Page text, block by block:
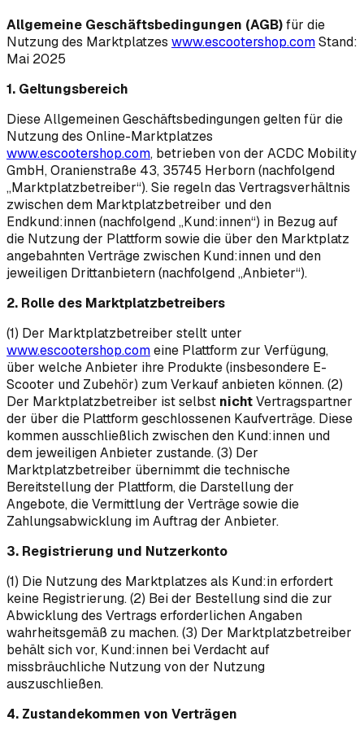
Allgemeine Geschäftsbedingungen (AGB)für die
Nutzung des Marktplatzes www.escootershop.comStand:
Mai 2025
1. Geltungsbereich
Diese Allgemeinen Geschäftsbedingungen gelten für die
Nutzung des Online-Marktplatzes
www.escootershop.com, betrieben von der ACDC Mobility
GmbH, Oranienstraße 43, 35745 Herborn (nachfolgend
„Marktplatzbetreiber“). Sie regeln das Vertragsverhältnis
zwischen dem Marktplatzbetreiber und den
Endkund:innen (nachfolgend „Kund:innen“) in Bezug auf
die Nutzung der Plattform sowie die über den Marktplatz
angebahnten Verträge zwischen Kund:innen und den
jeweiligen Drittanbietern (nachfolgend „Anbieter“).
2. Rolle des Marktplatzbetreibers
(1) Der Marktplatzbetreiber stellt unter
www.escootershop.comeine Plattform zur Verfügung,
über welche Anbieter ihre Produkte (insbesondere E-
Scooter und Zubehör) zum Verkauf anbieten können. (2)
Der Marktplatzbetreiber ist selbst nichtVertragspartner
der über die Plattform geschlossenen Kaufverträge. Diese
kommen ausschließlich zwischen den Kund:innen und
dem jeweiligen Anbieter zustande. (3) Der
Marktplatzbetreiber übernimmt die technische
Bereitstellung der Plattform, die Darstellung der
Angebote, die Vermittlung der Verträge sowie die
Zahlungsabwicklung im Auftrag der Anbieter.
3. Registrierung und Nutzerkonto
(1) Die Nutzung des Marktplatzes als Kund:in erfordert
keine Registrierung. (2) Bei der Bestellung sind die zur
Abwicklung des Vertrags erforderlichen Angaben
wahrheitsgemäß zu machen. (3) Der Marktplatzbetreiber
behält sich vor, Kund:innen bei Verdacht auf
missbräuchliche Nutzung von der Nutzung
auszuschließen.
4. Zustandekommen von Verträgen